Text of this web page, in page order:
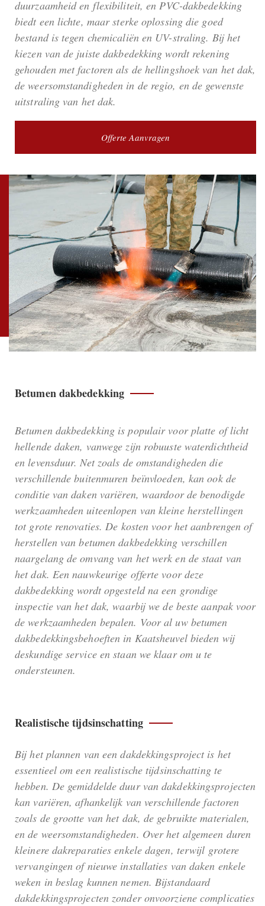
duurzaamheid en flexibiliteit, en PVC-dakbedekking
biedt een lichte, maar sterke oplossing die goed
bestand is tegen chemicaliën en UV-straling. Bij het
kiezen van de juiste dakbedekking wordt rekening
gehouden met factoren als de hellingshoek van het dak,
de weersomstandigheden in de regio, en de gewenste
uitstraling van het dak.
Offerte Aanvragen
Betumen dakbedekking
Betumen dakbedekking is populair voor platte of licht
hellende daken, vanwege zijn robuuste waterdichtheid
en levensduur. Net zoals de omstandigheden die
verschillende buitenmuren beïnvloeden, kan ook de
conditie van daken variëren, waardoor de benodigde
werkzaamheden uiteenlopen van kleine herstellingen
tot grote renovaties. De kosten voor het aanbrengen of
herstellen van betumen dakbedekking verschillen
naargelang de omvang van het werk en de staat van
het dak. Een nauwkeurige offerte voor deze
dakbedekking wordt opgesteld na een grondige
inspectie van het dak, waarbij we de beste aanpak voor
de werkzaamheden bepalen. Voor al uw betumen
dakbedekkingsbehoeften in Kaatsheuvel bieden wij
deskundige service en staan we klaar om u te
ondersteunen.
Realistische tijdsinschatting
Bij het plannen van een dakdekkingsproject is het
essentieel om een realistische tijdsinschatting te
hebben. De gemiddelde duur van dakdekkingsprojecten
kan variëren, afhankelijk van verschillende factoren
zoals de grootte van het dak, de gebruikte materialen,
en de weersomstandigheden. Over het algemeen duren
kleinere dakreparaties enkele dagen, terwijl grotere
vervangingen of nieuwe installaties van daken enkele
weken in beslag kunnen nemen. Bijstandaard
dakdekkingsprojecten zonder onvoorziene complicaties